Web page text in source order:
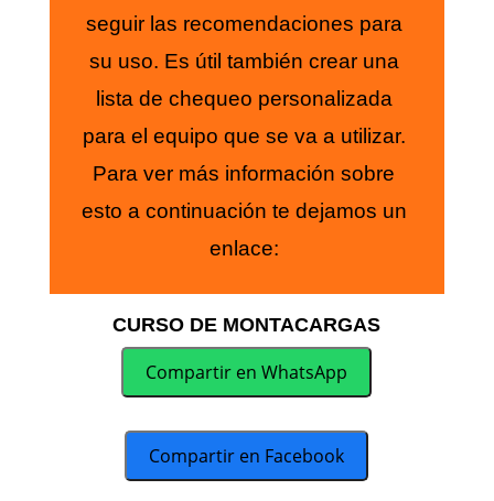
seguir las recomendaciones para
su uso. Es útil también crear una
lista de chequeo personalizada
para el equipo que se va a utilizar.
Para ver más información sobre
esto a continuación te dejamos un
enlace:
CURSO DE MONTACARGAS
Compartir en WhatsApp
Compartir en Facebook